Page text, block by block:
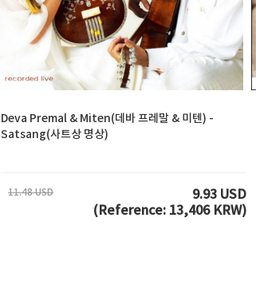
Deva Premal & Miten(데바 프레말 & 미텐) -
Satsang(사트상 명상)
11.48 USD
9.93 USD
(Reference: 13,406 KRW)